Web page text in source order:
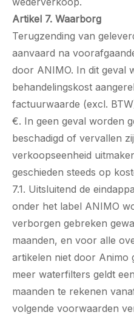
Artikel 7. Waarborg
Terugzending van
aanvaard na
door ANIMO. In dit geval
behandelingskost
factuurwaarde (excl.
€. In geen geval worden
beschadigd of vervallen
verkoopseenheid
geschieden steeds op
7.1. Uitsluitend de
onder het label ANIMO
verborgen gebreken
maanden, en voor alle
artikelen niet door Animo
meer waterfilters geldt
maanden te rekenen
volgende voorwaarden